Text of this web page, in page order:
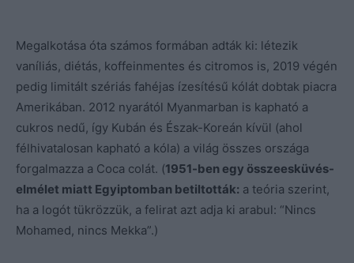
Megalkotása óta számos formában adták ki: létezik
vaníliás, diétás, koffeinmentes és citromos is, 2019 végén
pedig limitált szériás fahéjas ízesítésű kólát dobtak piacra
Amerikában. 2012 nyarától Myanmarban is kapható a
cukros nedű, így Kubán és Észak-Koreán kívül (ahol
félhivatalosan kapható a kóla) a világ összes országa
forgalmazza a Coca colát. (1951-ben egy összeesküvés-
elmélet miatt Egyiptomban betiltották: a teória szerint,
ha a logót tükrözzük, a felirat azt adja ki arabul: “Nincs
Mohamed, nincs Mekka”.)